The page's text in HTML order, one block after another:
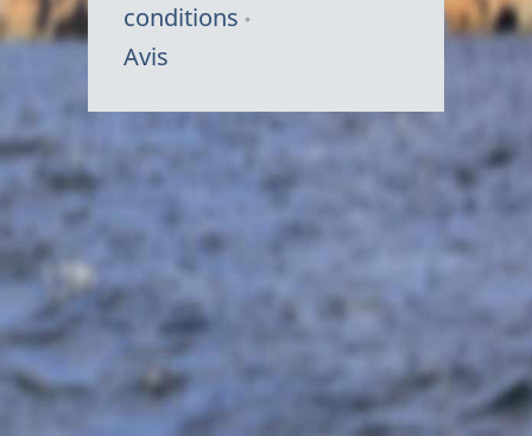
conditions
Avis
Symbole
Canada